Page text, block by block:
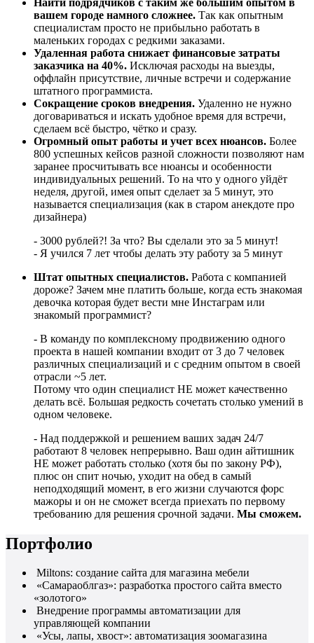
вашем городе намного сложнее. Так как опытным
специалистам просто не прибыльно работать в
маленьких городах с редкими заказами.
Удаленная работа снижает финансовые затраты
заказчика на 40%. Исключая расходы на выезды,
оффлайн присутствие, личные встречи и содержание
штатного программиста.
Сокращение сроков внедрения. Удаленно не нужно
договариваться и искать удобное время для встречи,
сделаем всё быстро, чётко и сразу.
Огромный опыт работы и учет всех нюансов. Более
800 успешных кейсов разной сложности позволяют нам
заранее просчитывать все нюансы и особенности
индивидуальных решений. То на что у одного уйдёт
неделя, другой, имея опыт сделает за 5 минут, это
называется специализация (как в старом анекдоте про
дизайнера)
- 3000 рублей?! За что? Вы сделали это за 5 минут!
- Я учился 7 лет чтобы делать эту работу за 5 минут
Штат опытных специалистов. Работа с компанией
дороже? Зачем мне платить больше, когда есть знакомая
девочка которая будет вести мне Инстаграм или
знакомый программист?
- В команду по комплексному продвижению одного
проекта в нашей компании входит от 3 до 7 человек
различных специализаций и с средним опытом в своей
отрасли ~5 лет.
Потому что один специалист НЕ может качественно
делать всё. Большая редкость сочетать столько умений в
одном человеке.
- Над поддержкой и решением ваших задач 24/7
работают 8 человек непрерывно. Ваш один айтишник
НЕ может работать столько (хотя бы по закону РФ),
плюс он спит ночью, уходит на обед в самый
неподходящий момент, в его жизни случаются форс
мажоры и он не сможет всегда приехать по первому
требованию для решения срочной задачи. Мы сможем.
Портфолио
Miltons: создание сайта для магазина мебели
«Самараоблгаз»: разработка простого сайта вместо
«золотого»
Внедрение программы автоматизации для
управляющей компании
«Усы, лапы, хвост»: автоматизация зоомагазина